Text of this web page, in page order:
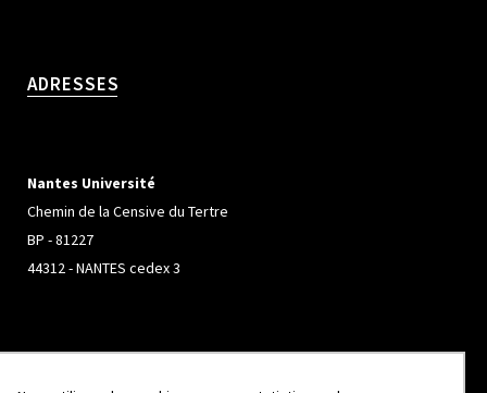
ADRESSES
Nantes Université
Chemin de la Censive du Tertre
BP - 81227
44312 - NANTES cedex 3